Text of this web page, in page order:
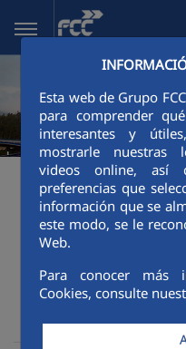
Saltar al contenido
Esta web de Grupo
para comprender
interesantes y
mostrarle nuestras
videos online, así
preferencias que
información que se
este modo, se le
Web.
Para conocer más
Cookies, consulte
FCC Industrial
Innovación
Investigación, desarrollo e
Investigación, desarrollo e